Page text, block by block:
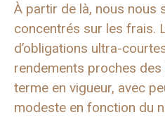
À partir de là, nous nous
concentrés sur les frais.
d’obligations ultra-
rendements proches des
terme en vigueur, avec
modeste en fonction du